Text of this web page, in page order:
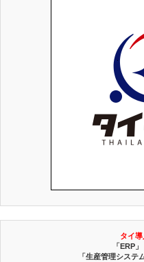
タイ
「ERP
「生産管理システ